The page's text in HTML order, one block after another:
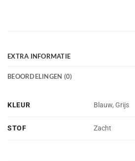
EXTRA INFORMATIE
BEOORDELINGEN (0)
KLEUR Blauw, Grijs
STOF Zacht